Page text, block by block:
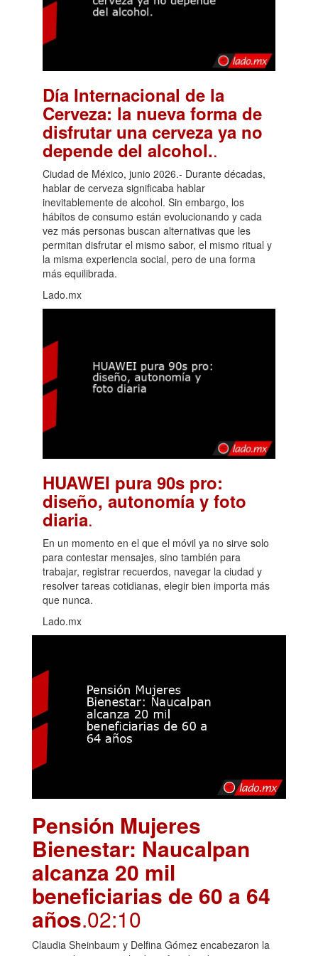
Día Internacional de la
Cerveza: la nueva forma de
disfrutar una cerveza ya no
depende del alcohol..
Ciudad de México, junio 2026.- Durante décadas,
hablar de cerveza significaba hablar
inevitablemente de alcohol. Sin embargo, los
hábitos de consumo están evolucionando y cada
vez más personas buscan alternativas que les
permitan disfrutar el mismo sabor, el mismo ritual y
la misma experiencia social, pero de una forma
más equilibrada.
Lado.mx
HUAWEI pura 90s pro:
diseño, autonomía y foto
diaria.
En un momento en el que el móvil ya no sirve solo
para contestar mensajes, sino también para
trabajar, registrar recuerdos, navegar la ciudad y
resolver tareas cotidianas, elegir bien importa más
que nunca.
Lado.mx
Pensión Mujeres
Bienestar: Naucalpan
alcanza 20 mil
beneficiarias de 60 a 64
años.02:10
Claudia Sheinbaum y Delfina Gómez encabezaron la